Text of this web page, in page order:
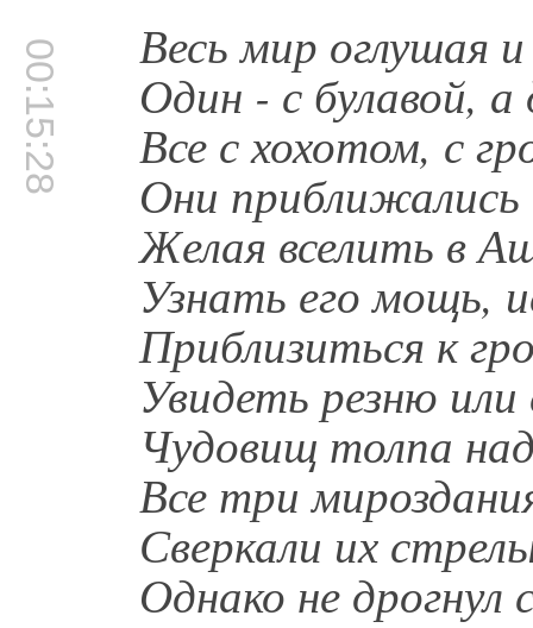
00:15:28 Весь мир оглушая
Один - с булавой,
Все с хохотом, с
Они
Желая вселить в
Узнать его мощь,
Приблизиться к
Увидеть резню
Чудовищ толпа
Все три
Сверкали их
Однако не